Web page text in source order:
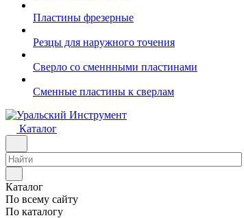
Пластины фрезерные
Резцы для наружного точения
Сверло со сменнными пластинами
Сменные пластины к сверлам
Каталог
Каталог
По всему сайту
По каталогу